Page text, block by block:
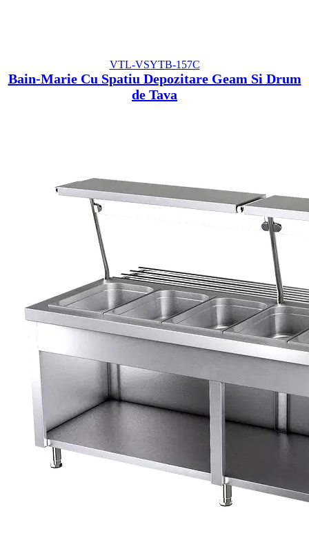
VTL-VSYTB-157C
Bain-Marie Cu Spatiu Depozitare Geam Si Drum
de Tava